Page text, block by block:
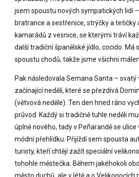
jsem spoustu nových sympatických lidí
bratrance a sestřenice, strýčky a tetičky
kamarádů z vesnice, se kterými tráví
další tradiční španělské jídlo, cocido. Má
spoustu chodů, takže jsme všichni
Pak následovala Semana Santa – svatý
začínající nedělí, které se přezdívá
(větvová neděle). Ten den hned ráno
průvod. Každý si tradičně tuhle neděli
úplně nového, tady v Peñarandě se
módní přehlídku. Přijíždí sem spousta
turisty, kteří chtějí zažít speciální
tohohle městečka. Během jakéhokoli